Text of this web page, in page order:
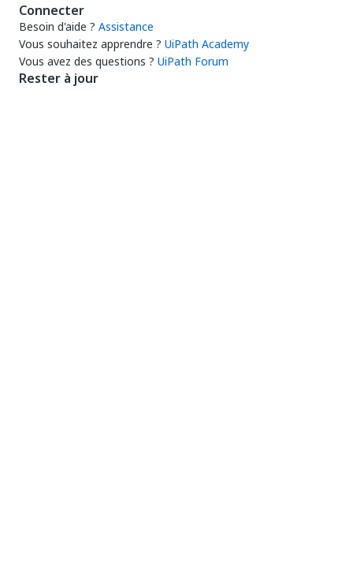
Connecter
Besoin d'aide ? Assistance
Vous souhaitez apprendre ? UiPath Academy
Vous avez des questions ? UiPath Forum
Rester à jour